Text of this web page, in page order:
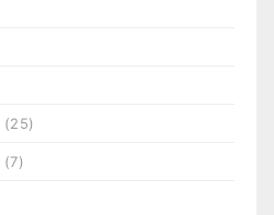
(25)
(7)